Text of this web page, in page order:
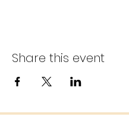
Share this event